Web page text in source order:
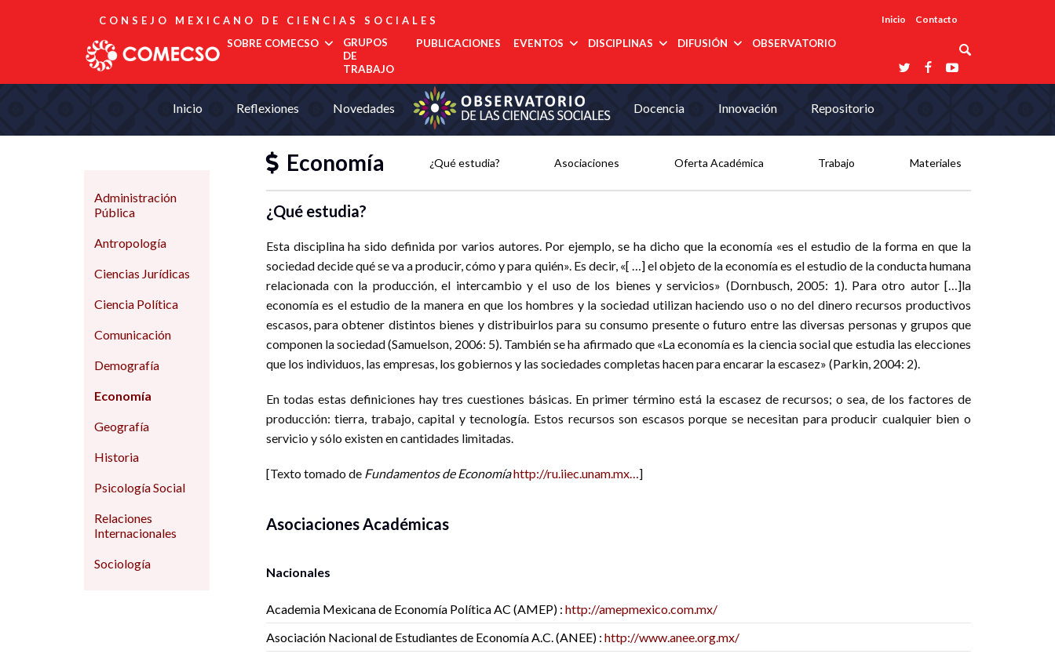
CONSEJO MEXICANO DE CIENCIAS SOCIALES Inicio Contacto
SOBRE COMECSO
Afiliación
Estatutos
Fundadores
Publicaciones
Comité Editorial
Noroeste
Noreste
Centro Occidente
Centro Sur
Metropolitana
GRUPOS
DE
TRABAJO
PUBLICACIONES EVENTOS DISCIPLINAS
Administración
Pública
Antropología
Jurídicas
Geografía
Historia
Psicología
Social
Internacionales
Sociología
intercultural
Metodología
Trabajo social
Turismo
Asociaciones
profesionales
Grupos de
Laboratorios
DIFUSIÓN
COMECSO
Eduardo
La UNAM
Del
El
Aprueba La
Y
Gobernanza
Urgente,
Fenómenos
Reconoce
A La
OBSERVATORIO
Inicio Reflexiones Novedades Observatorio de las Ciencias Sociales Docencia Innovación Repositorio
Administración
Pública
Antropología
Ciencias Jurídicas
Ciencia Política
Comunicación
Demografía
Economía
Geografía
Historia
Psicología Social
Relaciones
Internacionales
Sociología
Economía ¿Qué estudia? Asociaciones Oferta Académica Trabajo Materiales
¿Qué estudia?
Esta disciplina ha sido definida por varios autores. Por ejemplo, se ha dicho que la economía «es el estudio de la forma en que la
sociedad decide qué se va a producir, cómo y para quién». Es decir, «[ …] el objeto de la economía es el estudio de la conducta humana
relacionada con la producción, el intercambio y el uso de los bienes y servicios» (Dornbusch, 2005: 1). Para otro autor […]la
economía es el estudio de la manera en que los hombres y la sociedad utilizan haciendo uso o no del dinero recursos productivos
escasos, para obtener distintos bienes y distribuirlos para su consumo presente o futuro entre las diversas personas y grupos que
componen la sociedad (Samuelson, 2006: 5). También se ha afirmado que «La economía es la ciencia social que estudia las elecciones
que los individuos, las empresas, los gobiernos y las sociedades completas hacen para encarar la escasez» (Parkin, 2004: 2).
En todas estas definiciones hay tres cuestiones básicas. En primer término está la escasez de recursos; o sea, de los factores de
producción: tierra, trabajo, capital y tecnología. Estos recursos son escasos porque se necesitan para producir cualquier bien o
servicio y sólo existen en cantidades limitadas.
[Texto tomado de Fundamentos de Economíahttp://ru.iiec.unam.mx…]
Asociaciones Académicas
Nacionales
Academia Mexicana de Economía Política AC (AMEP) : http://amepmexico.com.mx/
Asociación Nacional de Estudiantes de Economía A.C. (ANEE) : http://www.anee.org.mx/